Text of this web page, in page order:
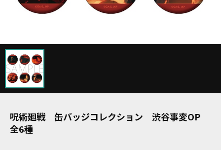
呪術廻戦 缶バッジコレクション 渋谷事変OP
全6種